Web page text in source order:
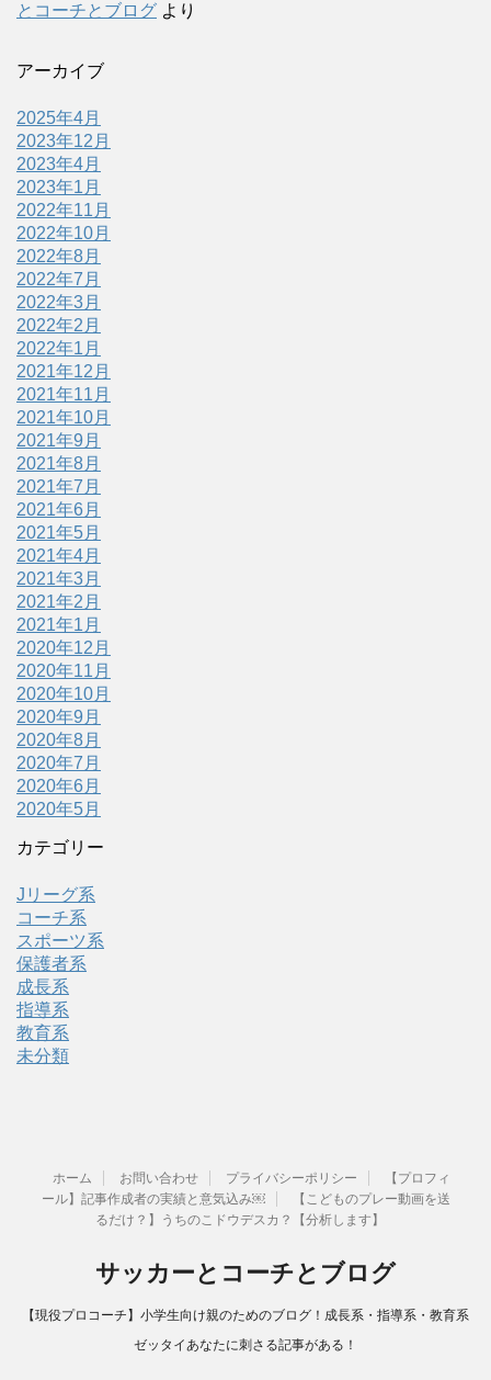
とコーチとブログ より
アーカイブ
2025年4月
2023年12月
2023年4月
2023年1月
2022年11月
2022年10月
2022年8月
2022年7月
2022年3月
2022年2月
2022年1月
2021年12月
2021年11月
2021年10月
2021年9月
2021年8月
2021年7月
2021年6月
2021年5月
2021年4月
2021年3月
2021年2月
2021年1月
2020年12月
2020年11月
2020年10月
2020年9月
2020年8月
2020年7月
2020年6月
2020年5月
カテゴリー
Jリーグ系
コーチ系
スポーツ系
保護者系
成長系
指導系
教育系
未分類
ホーム お問い合わせ プライバシーポリシー
【プロフィ
ール】記事作成者の実績と意気込み￼
【こどものプレー動画を送
るだけ？】うちのこドウデスカ？【分析します】
サッカーとコーチとブログ
【現役プロコーチ】小学生向け親のためのブログ！成長系・指導系・教育系
ゼッタイあなたに刺さる記事がある！